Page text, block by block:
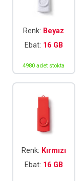
Renk: Beyaz
Ebat: 16 GB
4980 adet stokta
Renk: Kırmızı
Ebat: 16 GB